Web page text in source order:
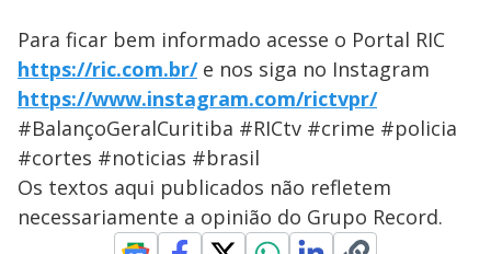
Para ficar bem informado acesse o Portal ​RIC
https://ric.com.br/e nos siga no Instagram
https://www.instagram.com/rictvpr/
#BalançoGeralCuritiba #RICtv #crime #policia
#cortes #noticias #brasil
Os textos aqui publicados não refletem
necessariamente a opinião do Grupo Record.